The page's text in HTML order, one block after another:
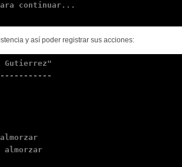
continuar...
y así poder registrar sus acciones:
Gutierrez"